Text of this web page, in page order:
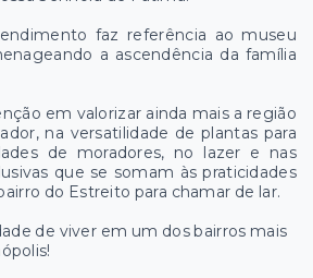
faz referência ao museu
a ascendência da família
em valorizar ainda mais a região
na versatilidade de plantas para
de moradores, no lazer e nas
que se somam às praticidades
do Estreito para chamar de lar.
de viver em um dos bairros mais